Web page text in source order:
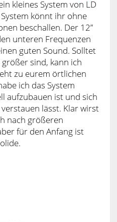
kleines System von LD
könnt ihr ohne
beschallen. Der 12”
unteren Frequenzen
guten Sound. Solltet
sind, kann ich
zu eurem örtlichen
ich das System
aufzubauen ist und sich
lässt. Klar wirst
nach größeren
für den Anfang ist